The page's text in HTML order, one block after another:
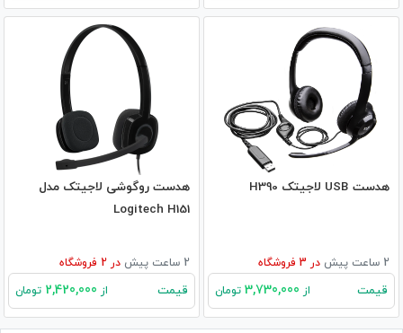
هدست USB لاجیتک H390
2 ساعت پیش در فروشگاه
قیمت از تومان
هدست روگوشی لاجیتک مدل
Logitech H151
2 ساعت پیش در فروشگاه
قیمت از تومان